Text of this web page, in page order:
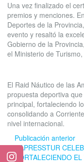
Instagram
Una vez finalizado el
premios y menciones.
Deportes de la
evento y resaltó la
Gobierno de la
el Ministerio de
El Raid Náutico de las
propuesta deportiva
principal, fortaleciendo
consolidando a
nivel internacional.
Publicación anterior
CAPRESSTUR
FORTALECIENDO